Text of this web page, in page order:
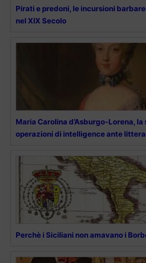
Pirati e predoni, le incursioni
nel XIX Secolo
Maria Carolina d’Asburgo-Lorena,
operazioni di intelligence ante
Perchè i Siciliani non amavano i